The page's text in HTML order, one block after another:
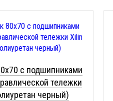
с подшипниками
тележки
черный)